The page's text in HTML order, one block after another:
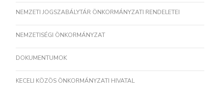
NEMZETI JOGSZABÁLYTÁR ÖNKORMÁNYZATI RENDELETEI
NEMZETISÉGI ÖNKORMÁNYZAT
DOKUMENTUMOK
KECELI KÖZÖS ÖNKORMÁNYZATI HIVATAL